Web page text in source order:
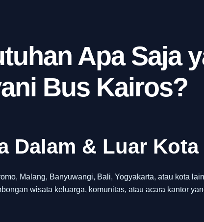
Apa Saja
Bus Kairos?
Dalam & Luar Kota
Malang, Banyuwangi, Bali, Yogyakarta, atau kota
wisata keluarga, komunitas, atau acara kantor